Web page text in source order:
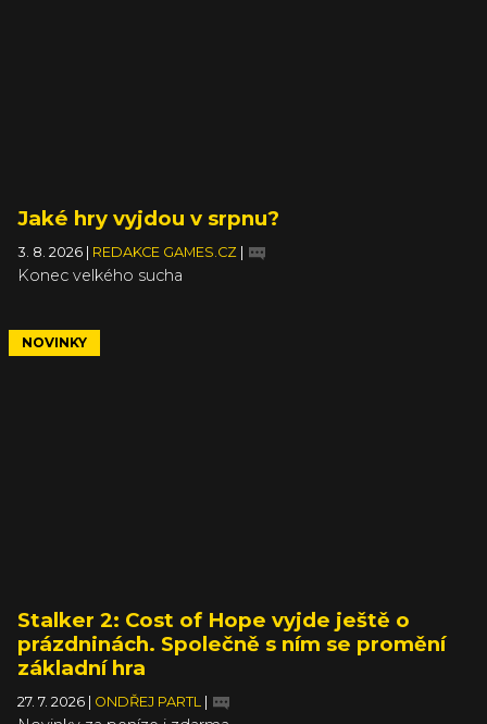
Jaké hry vyjdou v srpnu?
3. 8. 2026 REDAKCE GAMES.CZ
Konec velkého sucha
NOVINKY
Stalker 2: Cost of Hope vyjde ještě o
prázdninách. Společně s ním se promění
základní hra
27. 7. 2026 ONDŘEJ PARTL